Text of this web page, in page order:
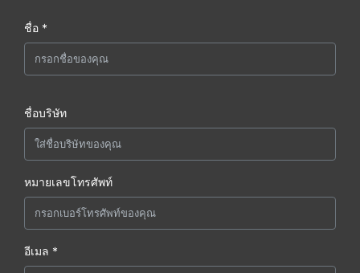
ชื่อ *
ชื่อบริษัท
หมายเลขโทรศัพท์
อีเมล *